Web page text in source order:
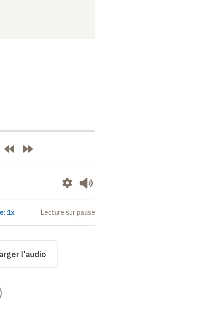
1x Lecture sur pause
l'audio